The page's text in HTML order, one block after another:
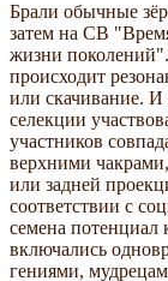
Брали обычные
затем на СВ
жизни
происходит
или скачивание.
селекции
участников
верхними
или задней
соответствии с
семена потенциал
включались
гениями,